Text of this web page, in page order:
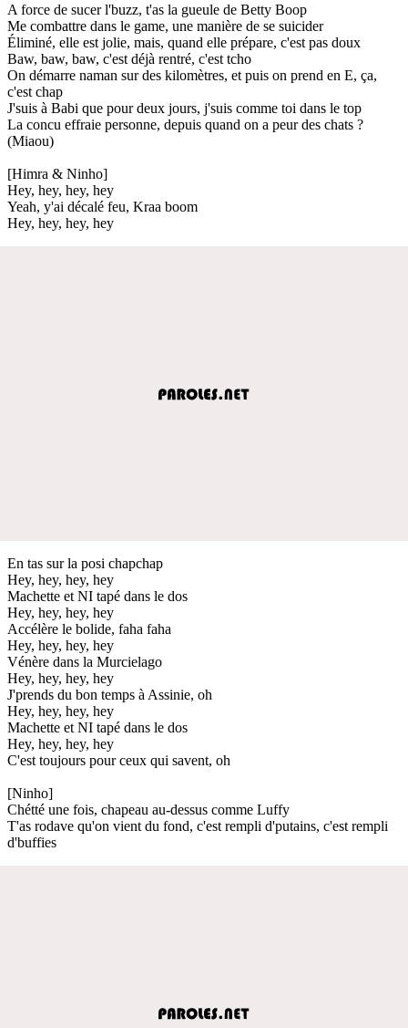
A force de sucer l'buzz, t'as la gueule de Betty Boop
Me combattre dans le game, une manière de se suicider
Éliminé, elle est jolie, mais, quand elle prépare, c'est pas doux
Baw, baw, baw, c'est déjà rentré, c'est tcho
On démarre naman sur des kilomètres, et puis on prend en E, ça,
c'est chap
J'suis à Babi que pour deux jours, j'suis comme toi dans le top
La concu effraie personne, depuis quand on a peur des chats ?
(Miaou)
[Himra & Ninho]
Hey, hey, hey, hey
Yeah, y'ai décalé feu, Kraa boom
Hey, hey, hey, hey
En tas sur la posi chapchap
Hey, hey, hey, hey
Machette et NI tapé dans le dos
Hey, hey, hey, hey
Accélère le bolide, faha faha
Hey, hey, hey, hey
Vénère dans la Murcielago
Hey, hey, hey, hey
J'prends du bon temps à Assinie, oh
Hey, hey, hey, hey
Machette et NI tapé dans le dos
Hey, hey, hey, hey
C'est toujours pour ceux qui savent, oh
[Ninho]
Chétté une fois, chapeau au-dessus comme Luffy
T'as rodave qu'on vient du fond, c'est rempli d'putains, c'est rempli
d'buffies